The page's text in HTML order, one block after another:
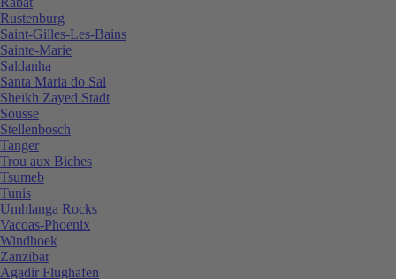
Rustenburg
Saint-Gilles-Les-Bains
Sainte-Marie
Saldanha
Santa Maria do Sal
Sheikh Zayed Stadt
Sousse
Stellenbosch
Tanger
Trou aux Biches
Tsumeb
Tunis
Umhlanga Rocks
Vacoas-Phoenix
Windhoek
Zanzibar
Agadir Flughafen